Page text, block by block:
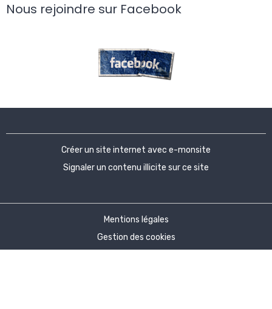
Nous rejoindre sur Facebook
Créer un site internet avec e-monsite
Signaler un contenu illicite sur ce site
Mentions légales
Gestion des cookies